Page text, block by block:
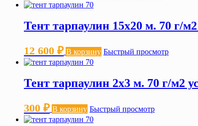
Тент тарпаулин 15х20 м. 70 г/
12 600 ₽ В корзину Быстрый просмотр
Тент тарпаулин 2х3 м. 70 г/м2
300 ₽ В корзину Быстрый просмотр